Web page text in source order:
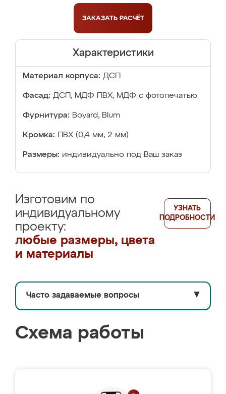
ЗАКАЗАТЬ РАСЧЁТ
Характеристики
Материал корпуса: ДСП
Фасад: ДСП, МДФ ПВХ, МДФ с фотопечатью
Фурнитура: Boyard, Blum
Кромка: ПВХ (0,4 мм, 2 мм)
Размеры: индивидуально под Ваш заказ
Изготовим по
индивидуальному
проекту:
любые размеры, цвета
и материалы
УЗНАТЬ
ПОДРОБНОСТИ
Часто задаваемые вопросы ▼
Схема работы